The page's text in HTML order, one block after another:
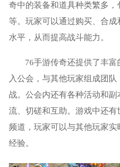
奇中的装备和道具种类繁多
等。玩家可以通过购买、合
水平，从而提高战斗能力。
76手游传奇还提供了丰
入公会，与其他玩家组成团
战。公会内还有各种活动和
流、切磋和互助。游戏中还
频道，玩家可以与其他玩家
经验。